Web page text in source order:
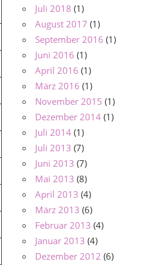
Juli 2018 (1)
August 2017 (1)
September 2016 (1)
Juni 2016 (1)
April 2016 (1)
März 2016 (1)
November 2015 (1)
Dezember 2014 (1)
Juli 2014 (1)
Juli 2013 (7)
Juni 2013 (7)
Mai 2013 (8)
April 2013 (4)
März 2013 (6)
Februar 2013 (4)
Januar 2013 (4)
Dezember 2012 (6)